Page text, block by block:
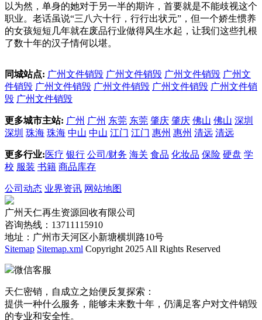
以为然，单身的她对于另一半的期许，首要就是不能歧视这个
职业。老话虽说“三八六十行，行行出状元”，但一个娇生惯养
的女孩短短几年就在废品行业做得风生水起，让我们这些扎根
了数十年的汉子情何以堪。
同城站点: 广州文件销毁 广州文件销毁 广州文件销毁 广州文
件销毁 广州文件销毁 广州文件销毁 广州文件销毁 广州文件销
毁 广州文件销毁
更多城市主站: 广州 广州 东莞 东莞 肇庆 肇庆 佛山 佛山 深圳
深圳 珠海 珠海 中山 中山 江门 江门 惠州 惠州 清远 清远
更多行业: 医疗 银行 公司/财务 海关 食品 化妆品 保险 硬盘 学
校 服装 书籍 商品库存
公司动态 业界资讯 网站地图
广州天仁再生资源回收有限公司
咨询热线：13711115910
地址：广州市天河区小新塘横圳路10号
Sitemap Sitemap.xml Copyright 2025 All Rights Reserved
微信客服
天仁密销，自成立之始便反复探索：
提供一种什么服务，能够未来数十年，仍满足客户对文件销毁
的专业和安全性。